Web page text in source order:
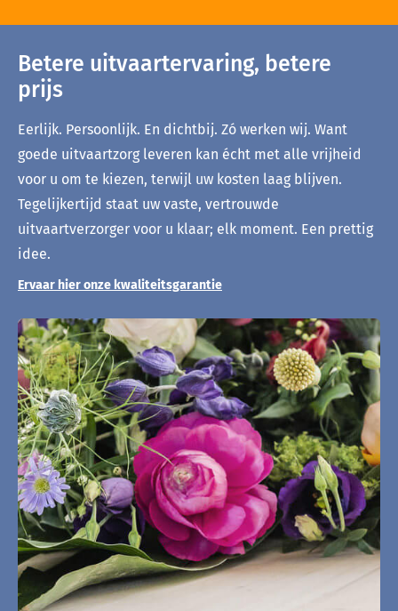
Betere uitvaartervaring, betere
prijs
Eerlijk. Persoonlijk. En dichtbij. Zó werken wij. Want
goede uitvaartzorg leveren kan écht met alle vrijheid
voor u om te kiezen, terwijl uw kosten laag blijven.
Tegelijkertijd staat uw vaste, vertrouwde
uitvaartverzorger voor u klaar; elk moment. Een prettig
idee.
Ervaar hier onze kwaliteitsgarantie